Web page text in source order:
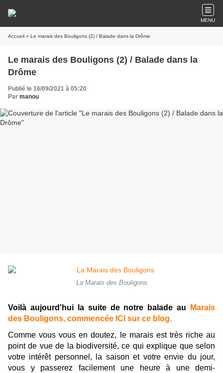
MENU
Accueil » Le marais des Bouligons (2) / Balade dans la Drôme
Le marais des Bouligons (2) / Balade dans la
Drôme
Publié le 16/09/2021 à 05:20
Par manou
La Marais des Bouligons
Voilà aujourd'hui la suite de notre balade au
Marais
des Bouligons, commencée ICI sur ce blog.
Comme vous vous en doutez, le marais est très riche au
point de vue de la biodiversité, ce qui explique que selon
votre intérêt personnel, la saison et votre envie du jour,
vous y passerez facilement une heure à une demi-